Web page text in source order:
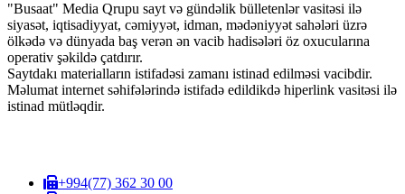
"Busaat" Media Qrupu sayt və gündəlik bülletenlər vasitəsi ilə
siyasət, iqtisadiyyat, cəmiyyət, idman, mədəniyyət sahələri üzrə
ölkədə və dünyada baş verən ən vacib hadisələri öz oxucularına
operativ şəkildə çatdırır.
Saytdakı materialların istifadəsi zamanı istinad edilməsi vacibdir.
Məlumat internet səhifələrində istifadə edildikdə hiperlink vasitəsi ilə
istinad mütləqdir.
+994(77) 362 30 00